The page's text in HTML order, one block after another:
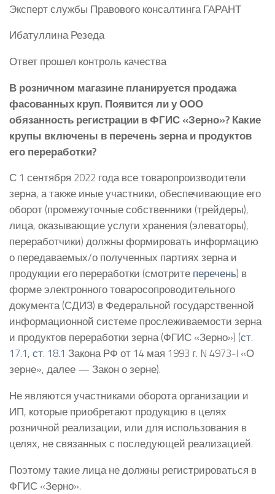
Эксперт службы Правового консалтинга ГАРАНТ
Ибатуллина Резеда
Ответ прошел контроль качества
В розничном магазине планируется продажа
фасованных круп. Появится ли у ООО
обязанность регистрации в ФГИС «Зерно»? Какие
крупы включены в перечень зерна и продуктов
его переработки?
С 1 сентября 2022 года все товаропроизводители
зерна, а также иные участники, обеспечивающие его
оборот (промежуточные собственники (трейдеры),
лица, оказывающие услуги хранения (элеваторы),
переработчики) должны формировать информацию
о передаваемых/о полученных партиях зерна и
продукции его переработки (смотрите перечень) в
форме электронного товаросопроводительного
документа (СДИЗ) в Федеральной государственной
информационной системе прослеживаемости зерна
и продуктов переработки зерна (ФГИС «Зерно») (ст.
17.1, ст. 18.1 Закона РФ от 14 мая 1993 г. N 4973-I «О
зерне», далее — Закон о зерне).
Не являются участниками оборота организации и
ИП, которые приобретают продукцию в целях
розничной реализации, или для использования в
целях, не связанных с последующей реализацией.
Поэтому такие лица не должны регистрироваться в
ФГИС «Зерно».